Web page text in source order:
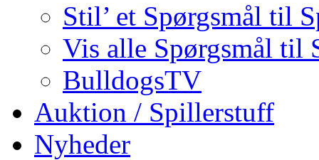
Stil’ et Spørgsmål til
Vis alle Spørgsmål til
BulldogsTV
Auktion / Spillerstuff
Nyheder